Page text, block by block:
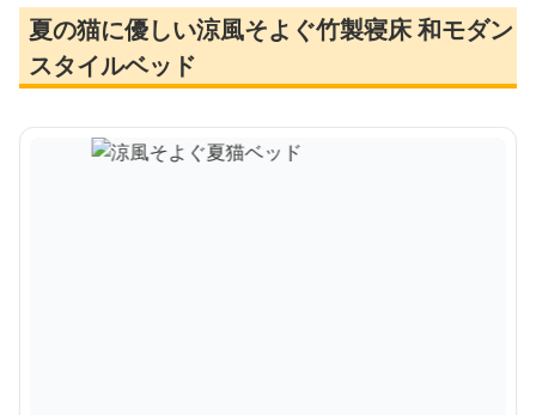
夏の猫に優しい涼風そよぐ竹製寝床 和モダン
スタイルベッド